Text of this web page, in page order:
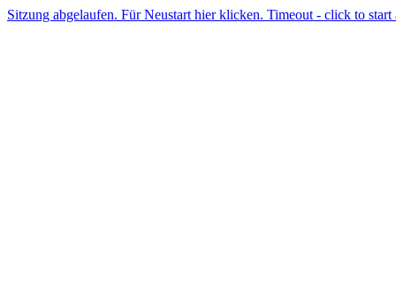
Sitzung abgelaufen. Für Neustart hier klicken. Timeout - click to start